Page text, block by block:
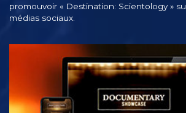
promouvoir « Destination: Scientology »
médias sociaux.